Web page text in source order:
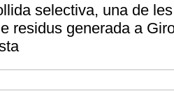
selectiva, una de
residus generada a